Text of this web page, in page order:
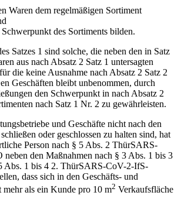
Waren dem regelmäßigen Sortiment
des Sortiments bilden.
Satzes 1 sind solche, die neben den in Satz
aus nach Absatz 2 Satz 1 untersagten
die keine Ausnahme nach Ab­satz 2 Satz 2
Geschäften bleibt unbenommen, durch
den Schwerpunkt in nach Absatz 2
nach Satz 1 Nr. 2 zu gewährleisten.
und Geschäfte nicht nach den
oder geschlossen zu halten sind, hat
Person nach § 5 Abs. 2 ThürSARS-
den Maßnahmen nach § 3 Abs. 1 bis 3
Abs. 1 bis 4 2. ThürSARS-CoV-2-IfS-
dass sich in den Geschäfts- und
mehr als ein Kunde pro 10 m2 Verkaufsfläche